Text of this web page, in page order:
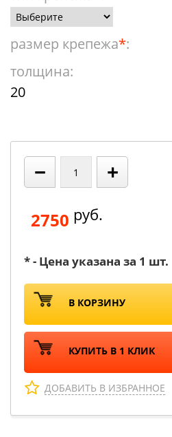
размер крепежа*:
толщина:
20
− +
2750 руб.
* - Цена указана за 1 шт.
В КОРЗИНУ
КУПИТЬ В 1 КЛИК
ДОБАВИТЬ В ИЗБРАННОЕ